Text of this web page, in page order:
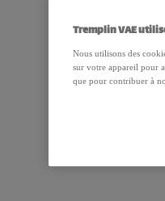
Tremplin VAE
Nous utilisons des
sur votre appareil pour
que pour contribuer à